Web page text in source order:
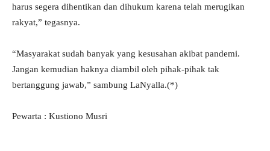
harus segera dihentikan dan dihukum karena telah merugikan
rakyat,” tegasnya.
“Masyarakat sudah banyak yang kesusahan akibat pandemi.
Jangan kemudian haknya diambil oleh pihak-pihak tak
bertanggung jawab,” sambung LaNyalla.(*)
Pewarta : Kustiono Musri